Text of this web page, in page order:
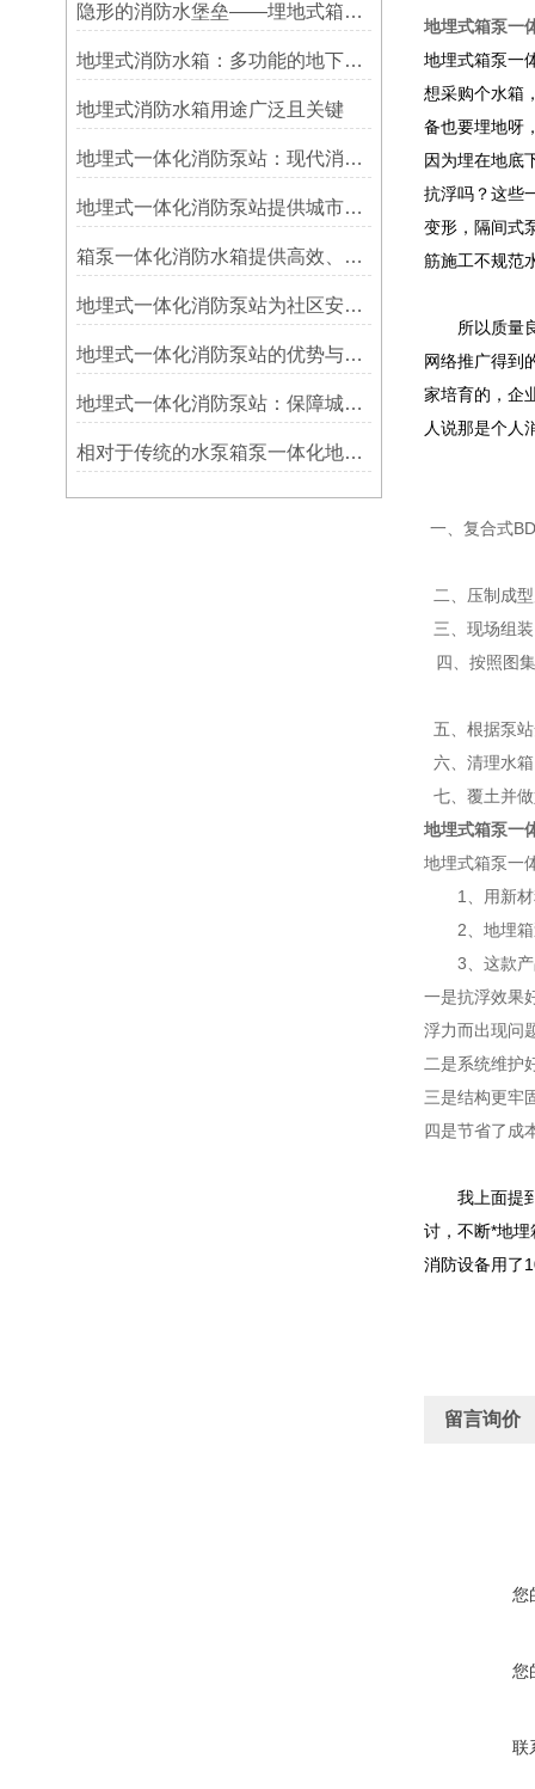
隐形的消防水堡垒——埋地式箱泵一体化消防水箱的地下空间利用
地埋式消防水箱：多功能的地下守护者
地埋式消防水箱用途广泛且关键
地埋式一体化消防泵站：现代消防设施的创新解决方案
地埋式一体化消防泵站提供城市消防给水的现代解决方案
箱泵一体化消防水箱提供高效、安全、灵活的消防解决方案
地埋式一体化消防泵站为社区安全保驾护航
地埋式一体化消防泵站的优势与展望
地埋式一体化消防泵站：保障城市安全的先锋力量
相对于传统的水泵箱泵一体化地埋式泵站具有以下优点
地埋式箱泵一
地埋式箱泵一
想采购个水箱
备也要埋地呀
因为埋在地底
抗浮吗？这些
变形，隔间式
筋施工不规范
所以质量良
网络推广得到
家培育的，企
人说那是个人
一、复合式
二、压制成
三、现场组
四、按照图
五、根据泵
六、清理水
七、覆土并
地埋式箱泵一
地埋式箱泵一
1、用新材料
2、地埋箱泵
3、这款产
一是抗浮效果
浮力而出现问
二是系统维护
三是结构更牢
四是节省了成
我上面提到
讨，不断*地
消防设备用了
留言询价
您
您
联